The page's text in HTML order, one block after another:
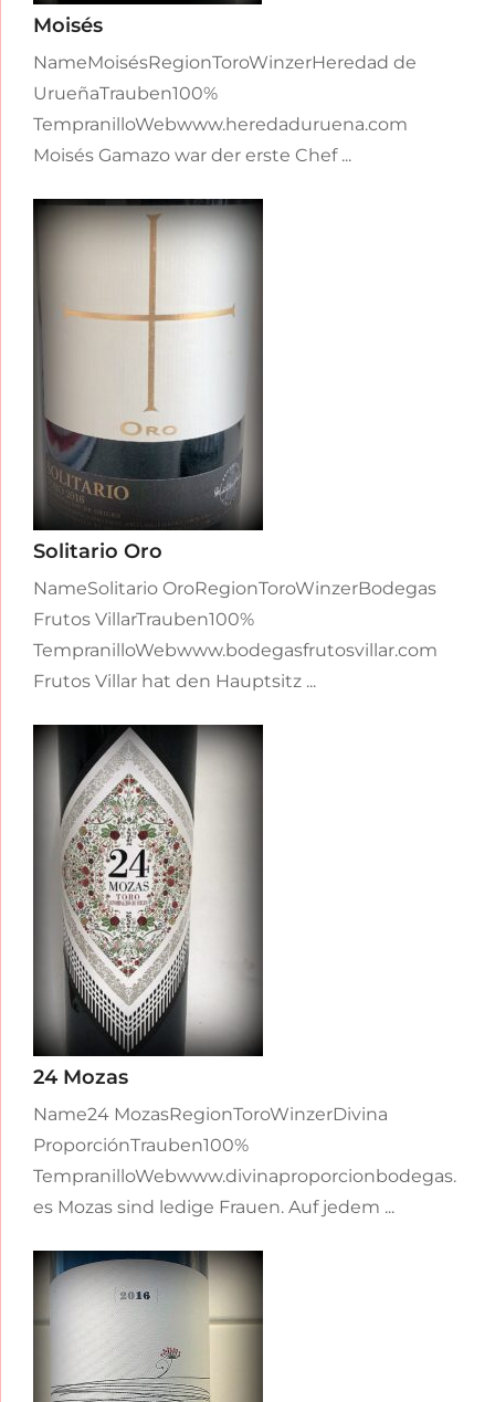
Moisés
NameMoisésRegionToroWinzerHeredad de
UrueñaTrauben100%
TempranilloWebwww.heredaduruena.com
Moisés Gamazo war der erste Chef ...
Solitario Oro
NameSolitario OroRegionToroWinzerBodegas
Frutos VillarTrauben100%
TempranilloWebwww.bodegasfrutosvillar.com
Frutos Villar hat den Hauptsitz ...
24 Mozas
Name24 MozasRegionToroWinzerDivina
ProporciónTrauben100%
TempranilloWebwww.divinaproporcionbodegas.
es Mozas sind ledige Frauen. Auf jedem ...